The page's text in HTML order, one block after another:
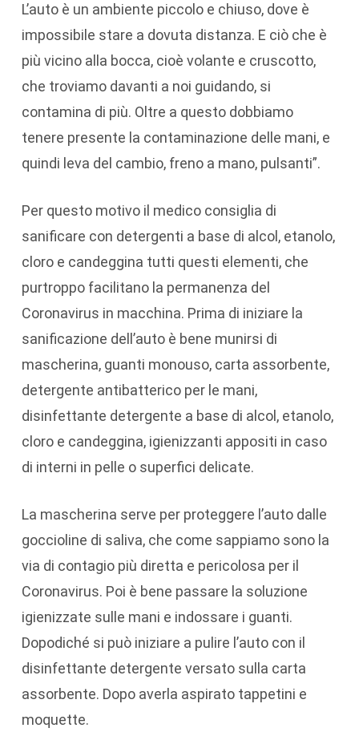
L’auto è un ambiente piccolo e chiuso, dove è
impossibile stare a dovuta distanza. E ciò che è
più vicino alla bocca, cioè volante e cruscotto,
che troviamo davanti a noi guidando, si
contamina di più. Oltre a questo dobbiamo
tenere presente la contaminazione delle mani, e
quindi leva del cambio, freno a mano, pulsanti”.
Per questo motivo il medico consiglia di
sanificare con detergenti a base di alcol, etanolo,
cloro e candeggina tutti questi elementi, che
purtroppo facilitano la permanenza del
Coronavirus in macchina. Prima di iniziare la
sanificazione dell’auto è bene munirsi di
mascherina, guanti monouso, carta assorbente,
detergente antibatterico per le mani,
disinfettante detergente a base di alcol, etanolo,
cloro e candeggina, igienizzanti appositi in caso
di interni in pelle o superfici delicate.
La mascherina serve per proteggere l’auto dalle
goccioline di saliva, che come sappiamo sono la
via di contagio più diretta e pericolosa per il
Coronavirus. Poi è bene passare la soluzione
igienizzate sulle mani e indossare i guanti.
Dopodiché si può iniziare a pulire l’auto con il
disinfettante detergente versato sulla carta
assorbente. Dopo averla aspirato tappetini e
moquette.